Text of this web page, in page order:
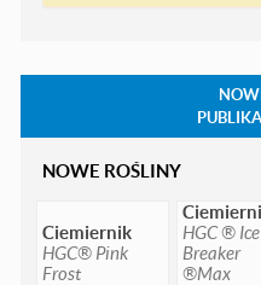
NOWE ROŚLINY
Ciemiernik
HGC® Pink
Frost
HGC ® Ice
Breaker
®Max